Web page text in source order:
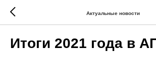
Актуальные новости
Итоги 2021 года в